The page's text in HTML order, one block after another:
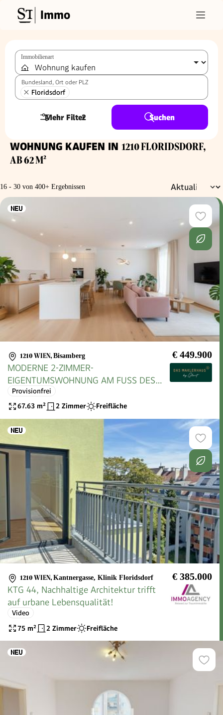
Immo
Immobilienart
Bundesland, Ort oder PLZ
Floridsdorf
Mehr Filter
2 Suchen
WOHNUNG KAUFEN IN 1210 FLORIDSDORF,
AB 62 M²
16 - 30 von 400+ Ergebnissen
1210 WIEN, Bisamberg € 449.900
MODERNE 2-ZIMMER-
EIGENTUMSWOHNUNG AM FUSS DES
BISAMBERGS - PERFEKTER GRUNDRISS
& SÜDWEST-TERRASSE
Provisionfrei
67.63 m² 2 Zimmer Freifläche
1210 WIEN, Kantnergasse, Klinik Floridsdorf € 385.000
KTG 44, Nachhaltige Architektur trifft
auf urbane Lebensqualität!
Video
75 m² 2 Zimmer Freifläche